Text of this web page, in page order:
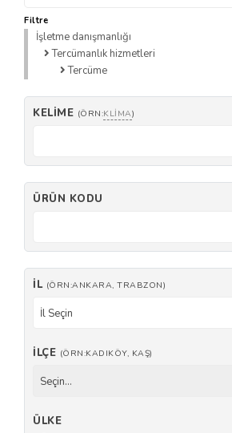
Filtre
İşletme danışmanlığı
Tercümanlık hizmetleri
Tercüme
KELIME (ÖRN:KLIMA)
ÜRÜN KODU
İL (ÖRN:ANKARA, TRABZON)
İl Seçin
İLÇE (ÖRN:KADIKÖY, KAŞ)
Seçin...
ÜLKE